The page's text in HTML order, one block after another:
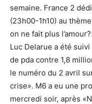
semaine. France 2
(23h00-1h10) au
on ne fait plus
Luc Delarue a été
de pda contre 1,8
le numéro du 2 avril
crise». M6 a eu une
mercredi soir, après